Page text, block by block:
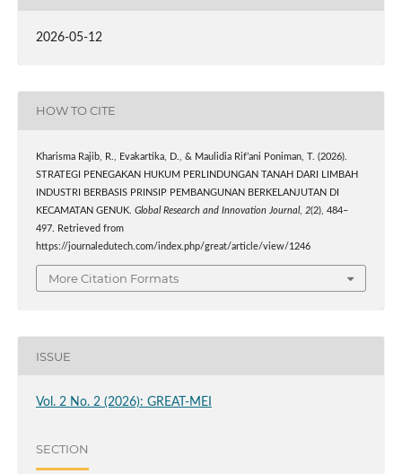
2026-05-12
HOW TO CITE
Kharisma Rajib, R., Evakartika, D., & Maulidia Rif’ani Poniman, T. (2026).
STRATEGI PENEGAKAN HUKUM PERLINDUNGAN TANAH DARI LIMBAH
INDUSTRI BERBASIS PRINSIP PEMBANGUNAN BERKELANJUTAN DI
KECAMATAN GENUK. Global Research and Innovation Journal, 2(2), 484–
497. Retrieved from
https://journaledutech.com/index.php/great/article/view/1246
More Citation Formats
ISSUE
Vol. 2 No. 2 (2026): GREAT-MEI
SECTION